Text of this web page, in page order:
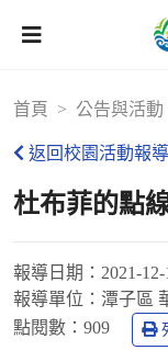
首頁 公告與活動
返回校園活動報導
杜布菲的點
報導日期： 2021-12-
報導單位： 潭子區
點閱數： 909